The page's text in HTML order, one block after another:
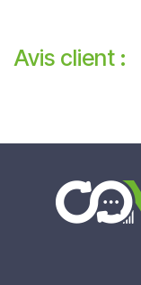
Avis client :